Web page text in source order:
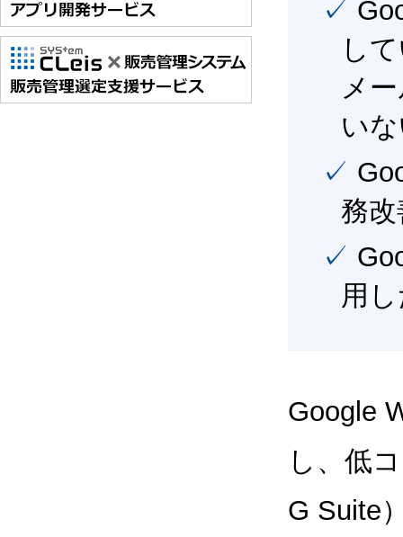
✓ Google Workspace（旧G Suite） を社内で導入
し
メ
い
✓ Google Workspace（旧G Suite） を活用し、業
務
✓ Google Workspace（旧G Suite） を最大限に活
用
Google
し、低
G Suite